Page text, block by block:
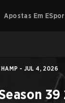
Apostas Em
- JUL 4, 2026
39